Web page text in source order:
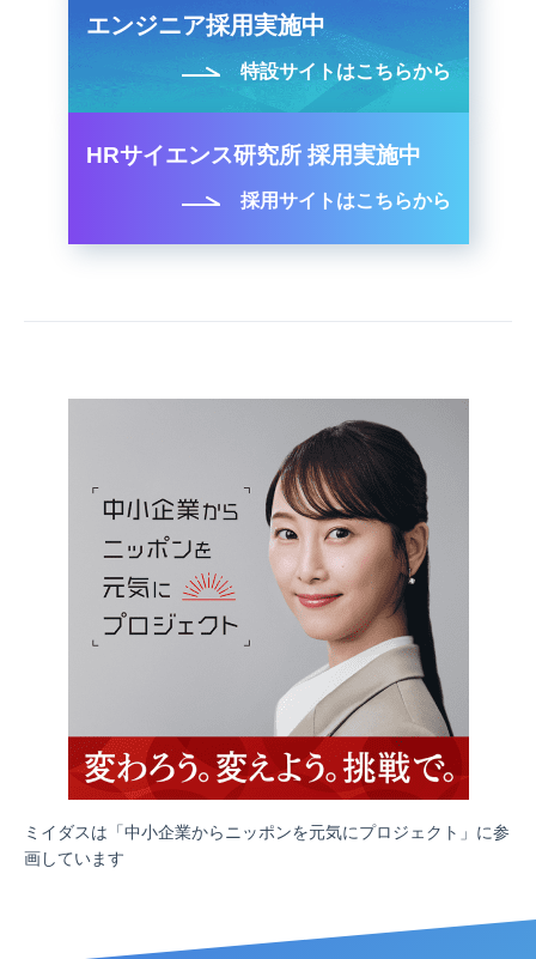
エンジニア採用実施中
特設サイトはこちらから
HRサイエンス研究所 採用実施中
採用サイトはこちらから
ミイダスは「中小企業からニッポンを元気にプロジェクト」に参
画しています